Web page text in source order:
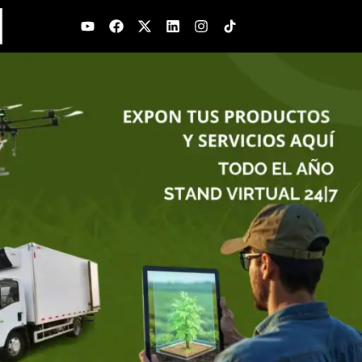
YoutubeFacebook
X-
twitter
LinkedinInstagram